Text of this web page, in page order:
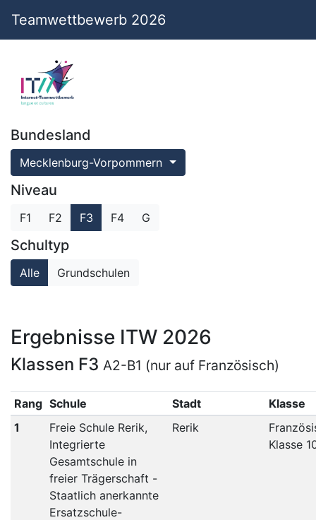
Teamwettbewerb 2026
Bundesland
Mecklenburg-Vorpommern
Niveau
F1 F2 F3 F4 G
Schultyp
Alle Grundschulen
Ergebnisse ITW 2026
Klassen F3 A2-B1 (nur auf Französisch)
Rang Schule Stadt
Klasse
1
Freie Schule Rerik,
Integrierte
Gesamtschule in
freier Trägerschaft -
Staatlich anerkannte
Ersatzschule-
Rerik
Klasse